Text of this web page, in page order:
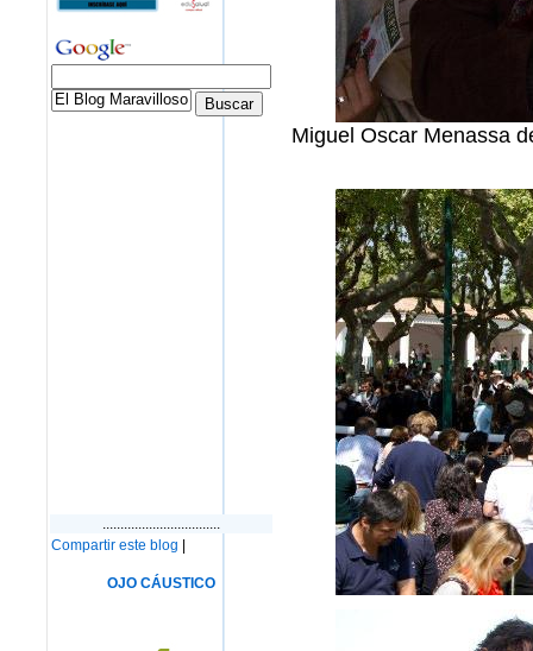
.................................
Compartir este blog
OJO CÁUSTICO
Miguel Oscar Menassa